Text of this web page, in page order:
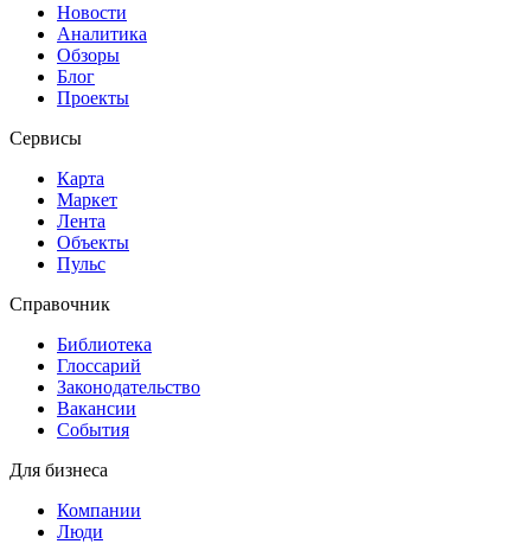
Новости
Аналитика
Обзоры
Блог
Проекты
Сервисы
Карта
Маркет
Лента
Объекты
Пульс
Справочник
Библиотека
Глоссарий
Законодательство
Вакансии
События
Для бизнеса
Компании
Люди